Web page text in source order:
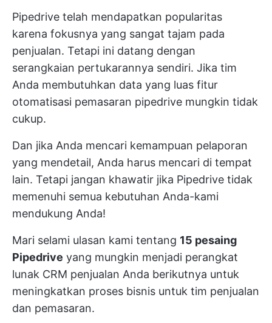
Pipedrive telah mendapatkan popularitas
karena fokusnya yang sangat tajam pada
penjualan. Tetapi ini datang dengan
serangkaian pertukarannya sendiri. Jika tim
Anda membutuhkan data yang luas fitur
otomatisasi pemasaran pipedrive mungkin tidak
cukup.
Dan jika Anda mencari kemampuan pelaporan
yang mendetail, Anda harus mencari di tempat
lain. Tetapi jangan khawatir jika Pipedrive tidak
memenuhi semua kebutuhan Anda-kami
mendukung Anda!
Mari selami ulasan kami tentang 15 pesaing
Pipedrive yang mungkin menjadi perangkat
lunak CRM penjualan Anda berikutnya untuk
meningkatkan proses bisnis untuk tim penjualan
dan pemasaran.